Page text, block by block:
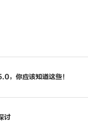
，你应该知道这些！
讨